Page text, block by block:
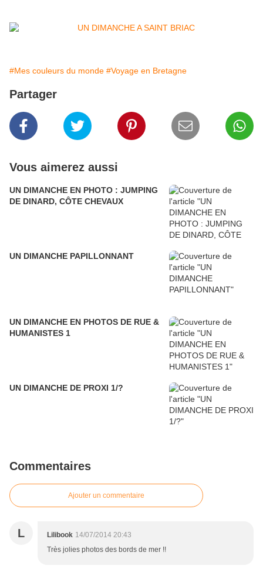
#Mes couleurs du monde #Voyage en Bretagne
Partager
Vous aimerez aussi
UN DIMANCHE EN PHOTO : JUMPING
DE DINARD, CÔTE CHEVAUX
UN DIMANCHE PAPILLONNANT
UN DIMANCHE EN PHOTOS DE RUE &
HUMANISTES 1
UN DIMANCHE DE PROXI 1/?
Commentaires
Ajouter un commentaire
L Lilibook 14/07/2014 20:43
Très jolies photos des bords de mer !!